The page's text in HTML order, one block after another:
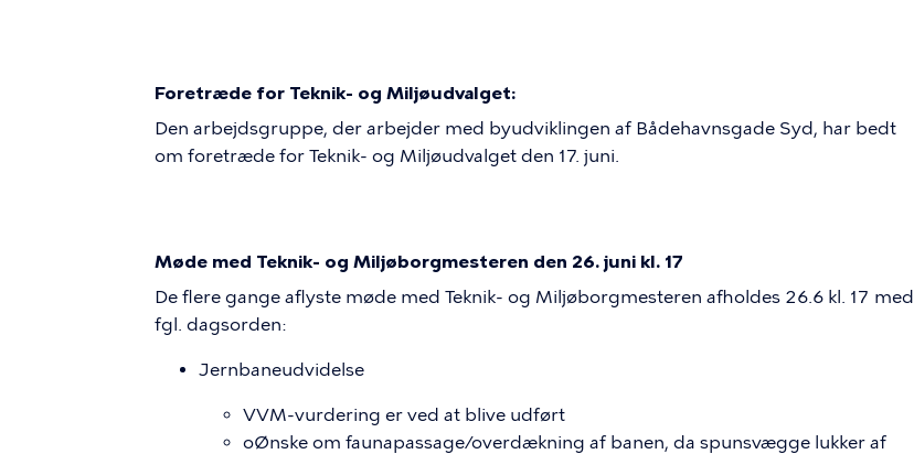
Foretræde for Teknik- og Miljøudvalget:
Den arbejdsgruppe, der arbejder med byudviklingen af Bådehavnsgade Syd, har bedt
om foretræde for Teknik- og Miljøudvalget den 17. juni.
Møde med Teknik- og Miljøborgmesteren den 26. juni kl. 17
De flere gange aflyste møde med Teknik- og Miljøborgmesteren afholdes 26.6 kl. 17 med
fgl. dagsorden:
Jernbaneudvidelse
VVM-vurdering er ved at blive udført
oØnske om faunapassage/overdækning af banen, da spunsvægge lukker af